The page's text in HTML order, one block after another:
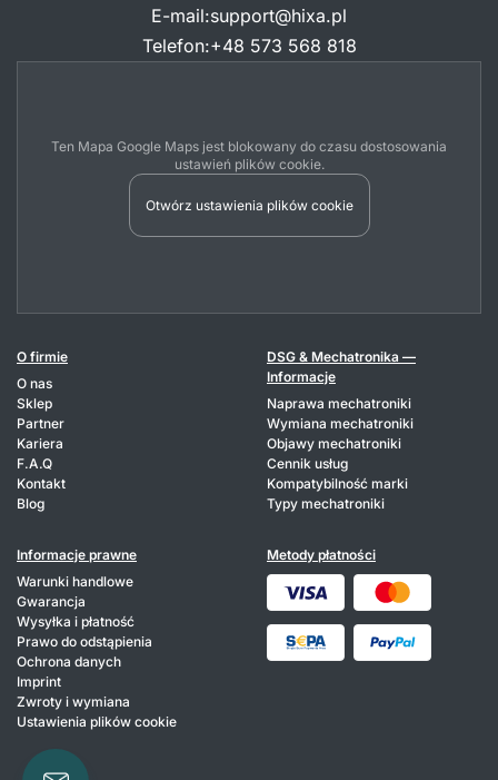
E-mail:support@hixa.pl
Telefon:+48 573 568 818
Ten Mapa Google Maps jest blokowany do czasu dostosowania
ustawień plików cookie.
Otwórz ustawienia plików cookie
O firmie
O nas
Sklep
Partner
Kariera
F.A.Q
Kontakt
Blog
DSG & Mechatronika —
Informacje
Naprawa mechatroniki
Wymiana mechatroniki
Objawy mechatroniki
Cennik usług
Kompatybilność marki
Typy mechatroniki
Informacje prawne
Warunki handlowe
Gwarancja
Wysyłka i płatność
Prawo do odstąpienia
Ochrona danych
Imprint
Zwroty i wymiana
Ustawienia plików cookie
Metody płatności